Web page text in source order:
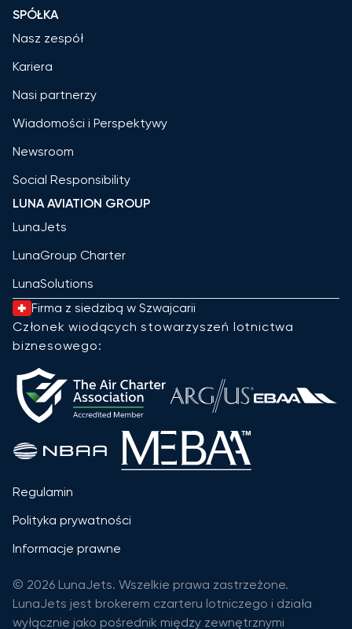
SPÓŁKA
Nasz zespół
Kariera
Nasi partnerzy
Wiadomości i Perspektywy
Newsroom
Social Responsibility
LUNA AVIATION GROUP
LunaJets
LunaGroup Charter
LunaSolutions
Firma z siedzibą w Szwajcarii
Członek wiodących stowarzyszeń lotnictwa
biznesowego:
Regulamin
Polityka prywatności
Informacje prawne
© 2026 LunaJets. Wszelkie prawa zastrzeżone.
LunaJets jest brokerem czarteru lotniczego i działa
wyłącznie jako pośrednik między zewnętrznymi